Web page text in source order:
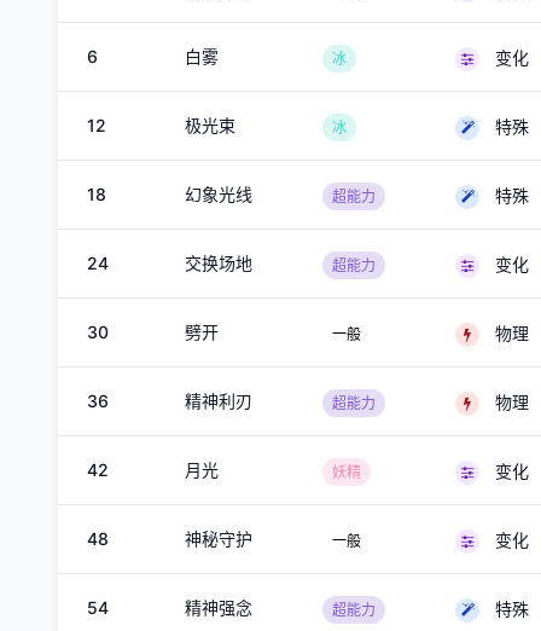
6 白雾 冰 变化
12 极光束 冰 特殊
18 幻象光线 超能力 特殊
24 交换场地 超能力 变化
30 劈开 一般 物理
36 精神利刃 超能力 物理
42 月光 妖精 变化
48 神秘守护 一般 变化
54 精神强念 超能力 特殊